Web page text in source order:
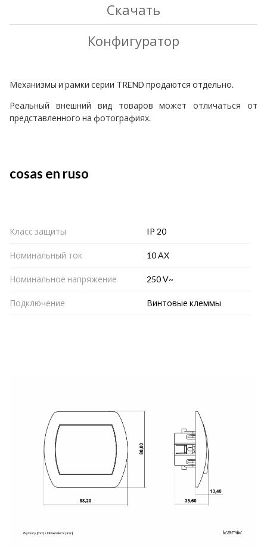
Скачать
Конфигуратор
Механизмы и рамки серии TREND продаются отдельно.
Реальный внешний вид товаров может отличаться от
представленного на фотографиях.
cosas en ruso
Класс защиты IP 20
Номинальный ток 10 AX
Номинальное напряжение 250 V~
Подключение Винтовые клеммы